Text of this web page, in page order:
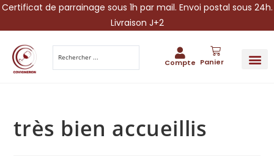
Certificat de parrainage sous 1h par mail. Envoi postal sous 24h.
Livraison J+2
Compte Panier
très bien accueillis